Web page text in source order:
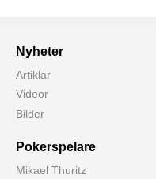
Nyheter
Artiklar
Videor
Bilder
Pokerspelare
Mikael Thuritz